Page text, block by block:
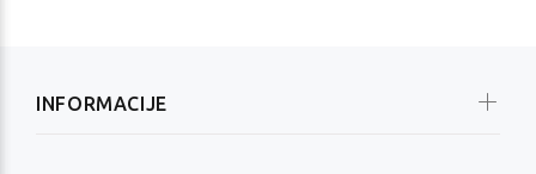
INFORMACIJE